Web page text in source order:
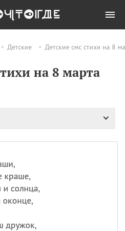
Детские Детские смс стихи на 8
на 8 марта
краше,
и солнца,
дружок,
ПРАЗДНИКИ Все
06.08
Преображение
Господне у западных
Романа и Давида
07.08
маяка
Годовщина битвы при